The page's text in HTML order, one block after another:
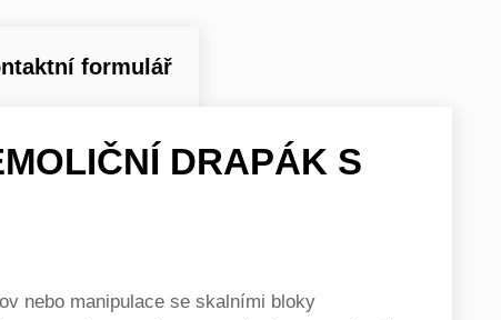
formulář
DRAPÁK S
nebo manipulace se skalními bloky